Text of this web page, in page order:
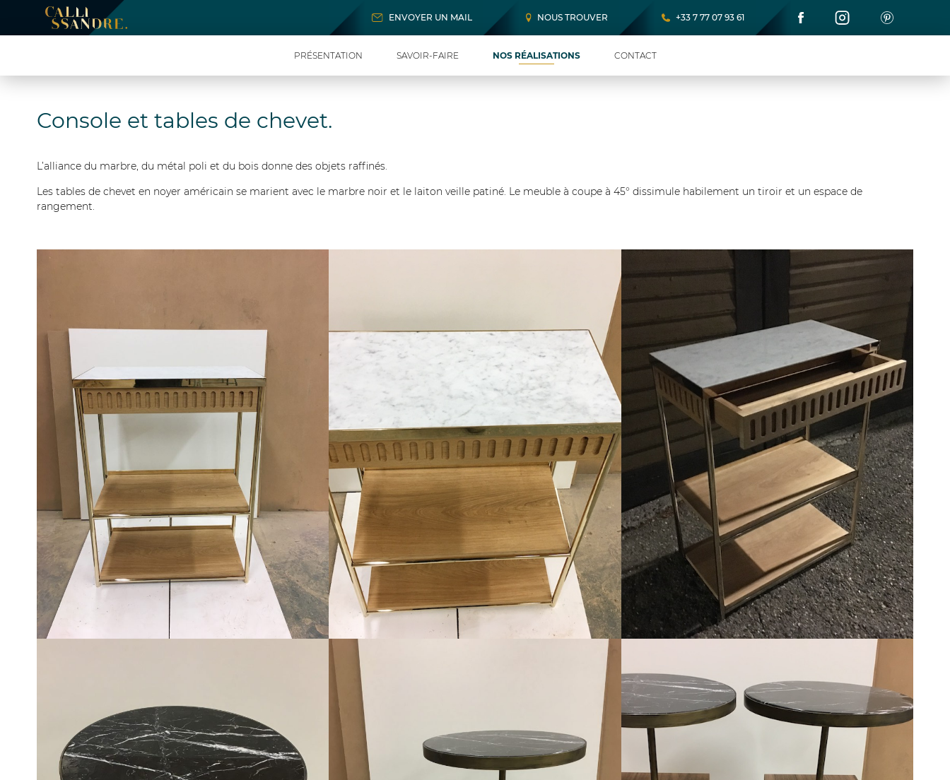
ENVOYER UN MAIL NOUS TROUVER +33 7 77 07 93 61
PRÉSENTATION SAVOIR-FAIRE NOS RÉALISATIONS CONTACT
Console et tables de chevet.
L’alliance du marbre, du métal poli et du bois donne des objets raffinés.
Les tables de chevet en noyer américain se marient avec le marbre noir et le laiton veille patiné. Le meuble à coupe à 45° dissimule habilement un tiroir et un espace de
rangement.